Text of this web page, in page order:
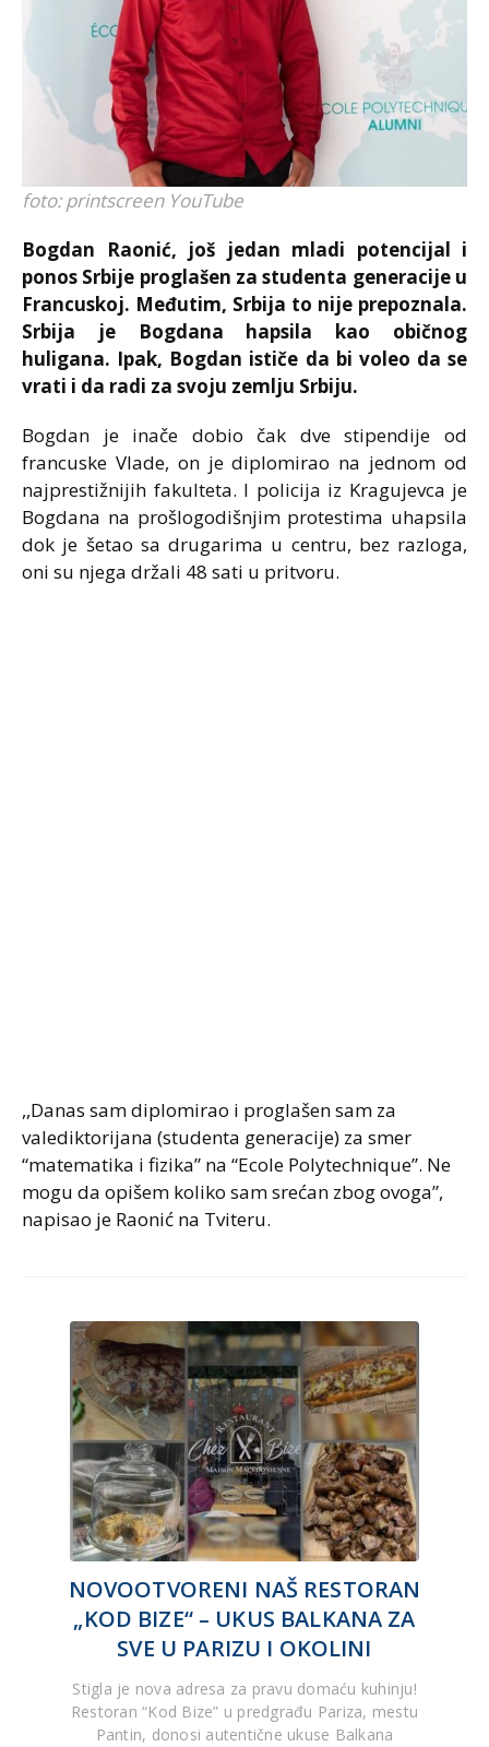
foto: printscreen YouTube
Bogdan Raonić, još jedan mladi potencijal i
ponos Srbije proglašen za studenta generacije u
Francuskoj. Međutim, Srbija to nije prepoznala.
Srbija je Bogdana hapsila kao običnog
huligana. Ipak, Bogdan ističe da bi voleo da se
vrati i da radi za svoju zemlju Srbiju.
Bogdan je inače dobio čak dve stipendije od
francuske Vlade, on je diplomirao na jednom od
najprestižnijih fakulteta. I policija iz Kragujevca je
Bogdana na prošlogodišnjim protestima uhapsila
dok je šetao sa drugarima u centru, bez razloga,
oni su njega držali 48 sati u pritvoru.
,,Danas sam diplomirao i proglašen sam za
valediktorijana (studenta generacije) za smer
“matematika i fizika” na “Ecole Polytechnique”. Ne
mogu da opišem koliko sam srećan zbog ovoga”,
napisao je Raonić na Tviteru.
NOVOOTVORENI NAŠ RESTORAN
„KOD BIZE“ – UKUS BALKANA ZA
SVE U PARIZU I OKOLINI
Stigla je nova adresa za pravu domaću kuhinju!
Restoran “Kod Bize” u predgrađu Pariza, mestu
Pantin, donosi autentične ukuse Balkana